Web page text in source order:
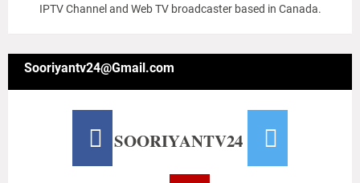
IPTV Channel and Web TV broadcaster based in Canada.
Sooriyantv24@Gmail.com
SOORIYANTV24